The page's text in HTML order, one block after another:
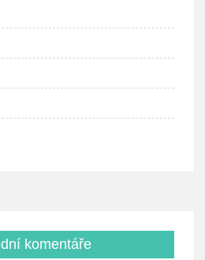
komentáře